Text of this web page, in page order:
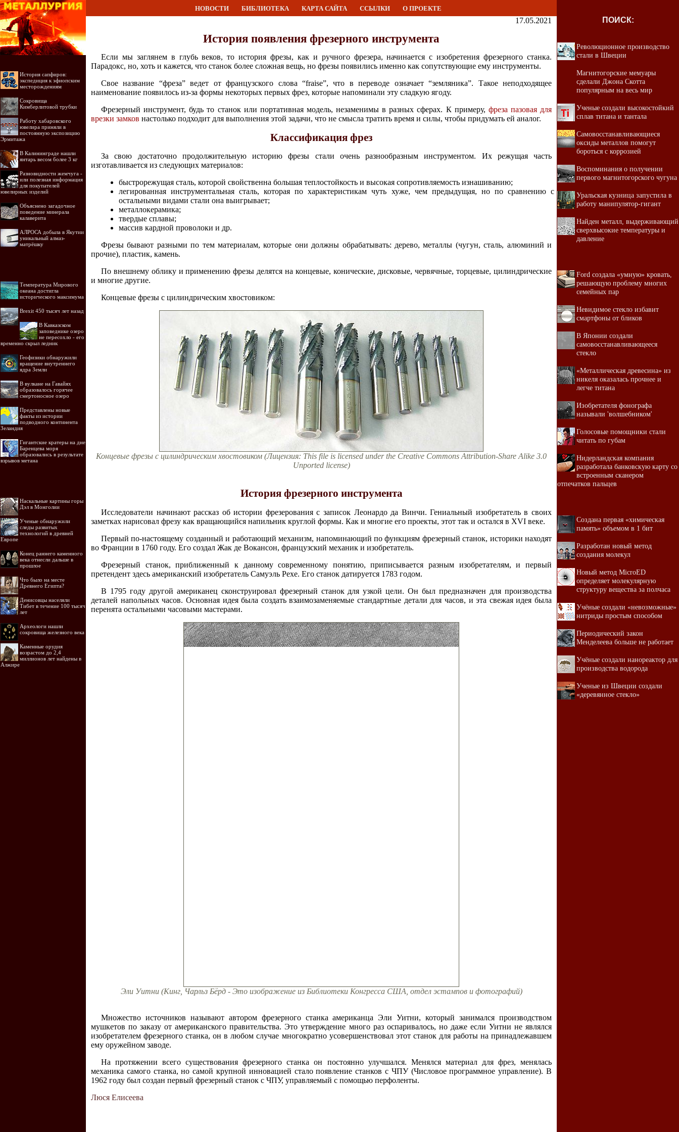
НОВОСТИ БИБЛИОТЕКА КАРТА САЙТА ССЫЛКИ О ПРОЕКТЕ
История сапфиров:
экспедиция к эфиопским
месторождениям
Сокровища
Кимберлитовой трубки
Работу хабаровского
ювелира приняли в
постоянную экспозицию
Эрмитажа
В Калининграде нашли
янтарь весом более 3 кг
Разновидности жемчуга -
или полезная информация
для покупателей
ювелирных изделий
Объяснено загадочное
поведение минерала
калаверита
АЛРОСА добыла в Якутии
уникальный алмаз-
матрёшку
Температура Мирового
океана достигла
исторического максимума
Brexit 450 тысяч лет назад
В Кавказском
заповеднике озеро
не пересохло - его
временно скрыл ледник
Геофизики обнаружили
вращение внутреннего
ядра Земли
В вулкане на Гавайях
образовалось горячее
смертоносное озеро
Представлены новые
факты из истории
подводного континента
Зеландия
Гигантские кратеры на дне
Баренцева моря
образовались в результате
взрывов метана
Наскальные картины горы
Дэл в Монголии
Ученые обнаружили
следы развитых
технологий в древней
Европе
Конец раннего каменного
века отнесли дальше в
прошлое
Что было на месте
Древнего Египта?
Денисовцы населяли
Тибет в течение 100 тысяч
лет
Археологи нашли
сокровища железного века
Каменные орудия
возрастом до 2,4
миллионов лет найдены в
Алжире
17.05.2021
История появления фрезерного инструмента
Если мы заглянем в глубь веков, то история фрезы, как и ручного фрезера, начинается с изобретения фрезерного станка.
Парадокс, но, хоть и кажется, что станок более сложная вещь, но фрезы появились именно как сопутствующие ему инструменты.
Свое название “фреза” ведет от французского слова “fraise”, что в переводе означает “земляника”. Такое неподходящее
наименование появилось из-за формы некоторых первых фрез, которые напоминали эту сладкую ягоду.
Фрезерный инструмент, будь то станок или портативная модель, незаменимы в разных сферах. К примеру, фреза пазовая для
врезки замков настолько подходит для выполнения этой задачи, что не смысла тратить время и силы, чтобы придумать ей аналог.
Классификация фрез
За свою достаточно продолжительную историю фрезы стали очень разнообразным инструментом. Их режущая часть
изготавливается из следующих материалов:
быстрорежущая сталь, которой свойственна большая теплостойкость и высокая сопротивляемость изнашиванию;
легированная инструментальная сталь, которая по характеристикам чуть хуже, чем предыдущая, но по сравнению с
остальными видами стали она выигрывает;
металлокерамика;
твердые сплавы;
массив кардной проволоки и др.
Фрезы бывают разными по тем материалам, которые они должны обрабатывать: дерево, металлы (чугун, сталь, алюминий и
прочие), пластик, камень.
По внешнему облику и применению фрезы делятся на концевые, конические, дисковые, червячные, торцевые, цилиндрические
и многие другие.
Концевые фрезы с цилиндрическим хвостовиком:
Концевые фрезы с цилиндрическим хвостовиком (Лицензия: This file is licensed under the Creative Commons Attribution-Share Alike 3.0
Unported license)
История фрезерного инструмента
Исследователи начинают рассказ об истории фрезерования с записок Леонардо да Винчи. Гениальный изобретатель в своих
заметках нарисовал фрезу как вращающийся напильник круглой формы. Как и многие его проекты, этот так и остался в XVI веке.
Первый по-настоящему созданный и работающий механизм, напоминающий по функциям фрезерный станок, историки находят
во Франции в 1760 году. Его создал Жак де Вокансон, французский механик и изобретатель.
Фрезерный станок, приближенный к данному современному понятию, приписывается разным изобретателям, и первый
претендент здесь американский изобретатель Самуэль Рехе. Его станок датируется 1783 годом.
В 1795 году другой американец сконструировал фрезерный станок для узкой цели. Он был предназначен для производства
деталей напольных часов. Основная идея была создать взаимозаменяемые стандартные детали для часов, и эта свежая идея была
перенята остальными часовыми мастерами.
Эли Уитни (Кинг, Чарльз Бёрд - Это изображение из Библиотеки Конгресса США, отдел эстампов и фотографий)
Множество источников называют автором фрезерного станка американца Эли Уитни, который занимался производством
мушкетов по заказу от американского правительства. Это утверждение много раз оспаривалось, но даже если Уитни не являлся
изобретателем фрезерного станка, он в любом случае многократно усовершенствовал этот станок для работы на принадлежавшем
ему оружейном заводе.
На протяжении всего существования фрезерного станка он постоянно улучшался. Менялся материал для фрез, менялась
механика самого станка, но самой крупной инновацией стало появление станков с ЧПУ (Числовое программное управление). В
1962 году был создан первый фрезерный станок с ЧПУ, управляемый с помощью перфоленты.
Люся Елисеева
ПОИСК:
Революционное производство
стали в Швеции
Магнитогорские мемуары
сделали Джона Скотта
популярным на весь мир
Ученые создали высокостойкий
сплав титана и тантала
Самовосстанавливающиеся
оксиды металлов помогут
бороться с коррозией
Воспоминания о получении
первого магнитогорского чугуна
Уральская кузница запустила в
работу манипулятор-гигант
Найден металл, выдерживающий
сверхвысокие температуры и
давление
Ford создала «умную» кровать,
решающую проблему многих
семейных пар
Невидимое стекло избавит
смартфоны от бликов
В Японии создали
самовосстанавливающееся
стекло
«Металлическая древесина» из
никеля оказалась прочнее и
легче титана
Изобретателя фонографа
называли 'волшебником'
Голосовые помощники стали
читать по губам
Нидерландская компания
разработала банковскую карту со
встроенным сканером
отпечатков пальцев
Создана первая «химическая
память» объемом в 1 бит
Разработан новый метод
создания молекул
Новый метод MicroED
определяет молекулярную
структуру вещества за полчаса
Учёные создали «невозможные»
нитриды простым способом
Периодический закон
Менделеева больше не работает
Учёные создали нанореактор для
производства водорода
Ученые из Швеции создали
«деревянное стекло»